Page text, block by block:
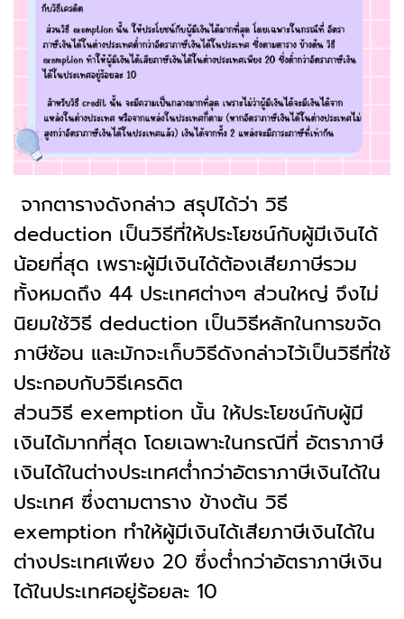
จากตารางดังกล่าว สรุปได้ว่า วิธี
deduction เป็นวิธีที่ให้ประโยชน์กับผู้มีเงินได้
น้อยที่สุด เพราะผู้มีเงินได้ต้องเสียภาษีรวม
ทั้งหมดถึง 44 ประเทศต่างๆ ส่วนใหญ่ จึงไม่
นิยมใช้วิธี deduction เป็นวิธีหลักในการขจัด
ภาษีซ้อน และมักจะเก็บวิธีดังกล่าวไว้เป็นวิธีที่ใช้
ประกอบกับวิธีเครดิต
ส่วนวิธี exemption นั้น ให้ประโยชน์กับผู้มี
เงินได้มากที่สุด โดยเฉพาะในกรณีที่ อัตราภาษี
เงินได้ในต่างประเทศต่ำกว่าอัตราภาษีเงินได้ใน
ประเทศ ซึ่งตามตาราง ข้างต้น วิธี
exemption ทำให้ผู้มีเงินได้เสียภาษีเงินได้ใน
ต่างประเทศเพียง 20 ซึ่งต่ำกว่าอัตราภาษีเงิน
ได้ในประเทศอยู่ร้อยละ 10